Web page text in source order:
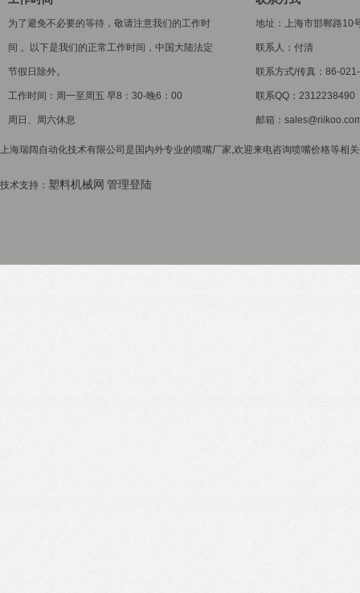
为了避免不必要的等待，敬请注意我们的工作时
间 。以下是我们的正常工作时间，中国大陆法定
节假日除外。
工作时间：周一至周五 早8：30-晚6：00
周日、周六休息
地址：上海市邯郸路10
联系人：付清
联系方式/传真：86-
联系QQ：2312238490
邮箱：
上海瑞阔自动化技术有限公司是国内外专业的喷嘴厂家,欢迎来电咨询喷嘴价格等相
技术支持： 塑料机械网 管理登陆